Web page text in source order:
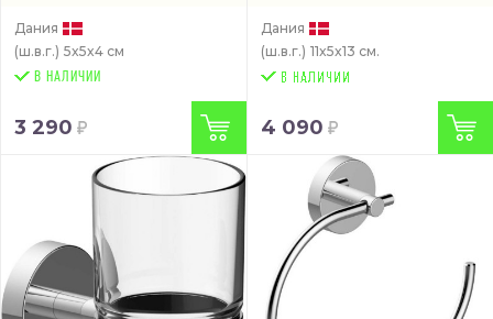
Дания
(ш.в.г.) 5x5x4 см
В НАЛИЧИИ
3 290
Дания
(ш.в.г.) 11x5x13 см.
4 090